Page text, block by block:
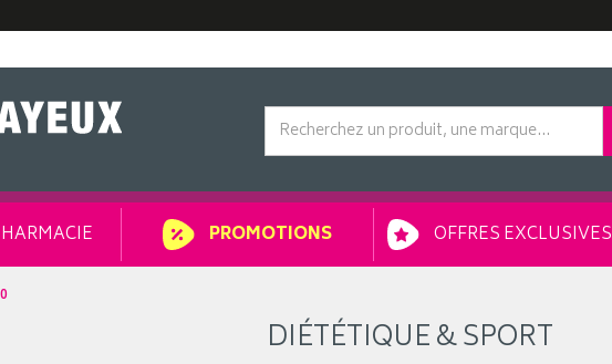
PROMOTIONS OFFRES EXCLUSIVES
DIÉTÉTIQUE & SPORT